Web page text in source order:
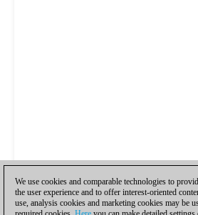
We use cookies and comparable technologies to
the user experience and to offer interest-oriented
use, analysis cookies and marketing cookies may be